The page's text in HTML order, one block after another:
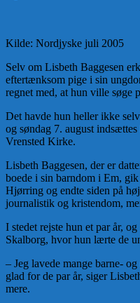
Kilde: Nordjyske juli 2005
Selv om Lisbeth Baggesen
eftertænksom pige i sin
regnet med, at hun ville søge
Det havde hun heller ikke
og søndag 7. august
Vrensted Kirke.
Lisbeth Baggesen, der er
boede i sin barndom i Em,
Hjørring og endte siden på
journalistik og kristendom,
I stedet rejste hun et par år,
Skalborg, hvor hun lærte de
– Jeg lavede mange barne-
glad for de par år, siger
mere.